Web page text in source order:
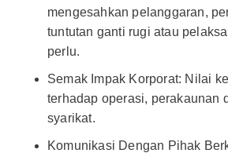
mengesahkan pelanggaran,
tuntutan ganti rugi atau
perlu.
Semak Impak Korporat: Nilai
terhadap operasi, perakaunan
syarikat.
Komunikasi Dengan Pihak